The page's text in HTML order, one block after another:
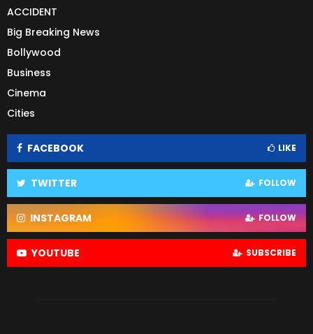
ACCIDENT
Big Breaking News
Bollywood
Business
Cinema
Cities
FACEBOOK LIKE
TWITTER FOLLOW
INSTAGRAM FOLLOW
YOUTUBE SUBSCRIBE